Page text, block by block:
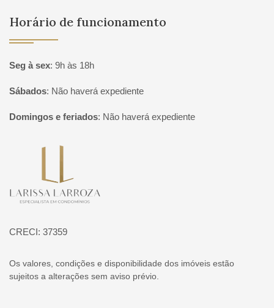
Horário de funcionamento
Seg à sex: 9h às 18h
Sábados: Não haverá expediente
Domingos e feriados: Não haverá expediente
CRECI: 37359
Os valores, condições e disponibilidade dos imóveis estão
sujeitos a alterações sem aviso prévio.